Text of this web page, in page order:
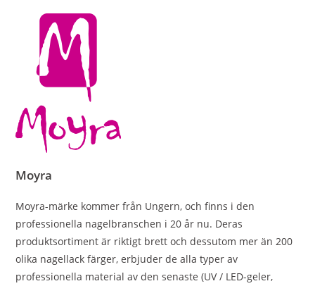
Moyra
Moyra-märke kommer från Ungern, och finns i den
professionella nagelbranschen i 20 år nu. Deras
produktsortiment är riktigt brett och dessutom mer än 200
olika nagellack färger, erbjuder de alla typer av
professionella material av den senaste (UV / LED-geler,